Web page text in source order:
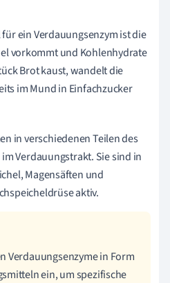
ein Verdauungsenzym ist die
vorkommt und Kohlenhydrate
Brot kaust, wandelt die
im Mund in Einfachzucker
in verschiedenen Teilen des
Verdauungstrakt. Sie sind in
Magensäften und
aktiv.
Verdauungsenzyme in Form
ein, um spezifische